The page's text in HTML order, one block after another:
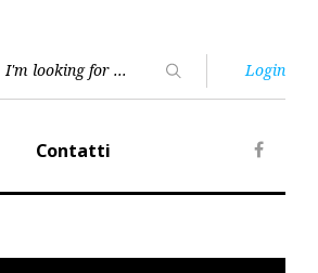
Login
Contatti